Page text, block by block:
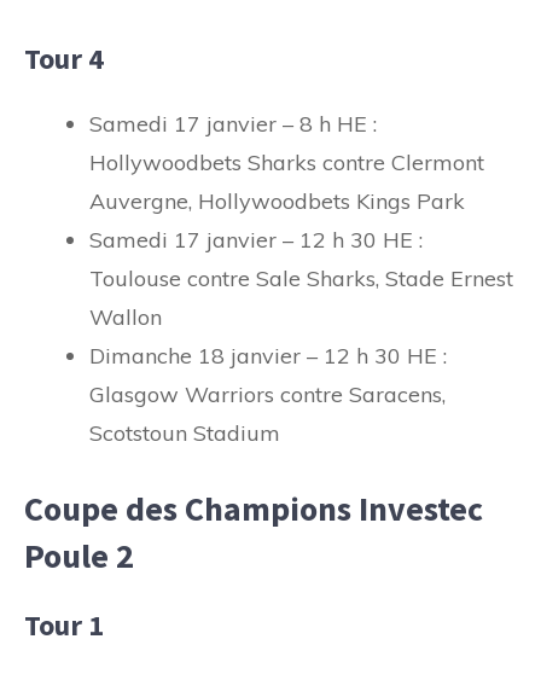
Tour 4
Samedi 17 janvier – 8 h HE :
Hollywoodbets Sharks contre Clermont
Auvergne, Hollywoodbets Kings Park
Samedi 17 janvier – 12 h 30 HE :
Toulouse contre Sale Sharks, Stade Ernest
Wallon
Dimanche 18 janvier – 12 h 30 HE :
Glasgow Warriors contre Saracens,
Scotstoun Stadium
Coupe des Champions Investec
Poule 2
Tour 1